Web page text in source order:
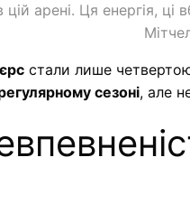
арені. Ця енергія, ці
стали лише
сезоні, але